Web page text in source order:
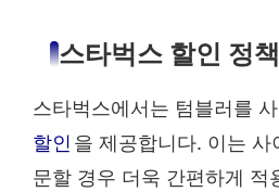
스타벅스 할인 정책
스타벅스에서는 텀블러를
할인 을 제공합니다. 이는
문할 경우 더욱 간편하게 적